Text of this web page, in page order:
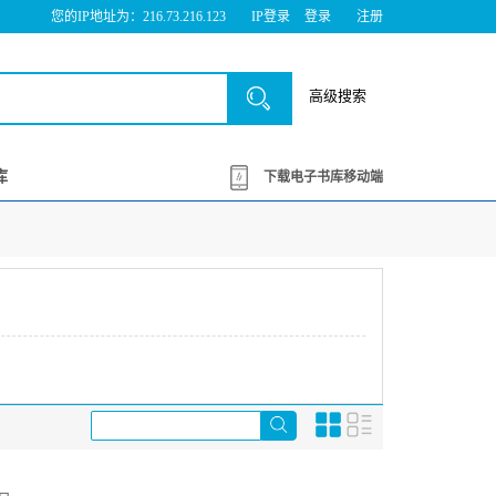
您的IP地址为：216.73.216.123 IP登录 登录 注册
高级搜索
下载电子书库移动端